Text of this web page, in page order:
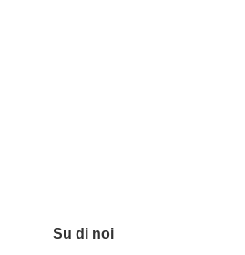
Su di noi